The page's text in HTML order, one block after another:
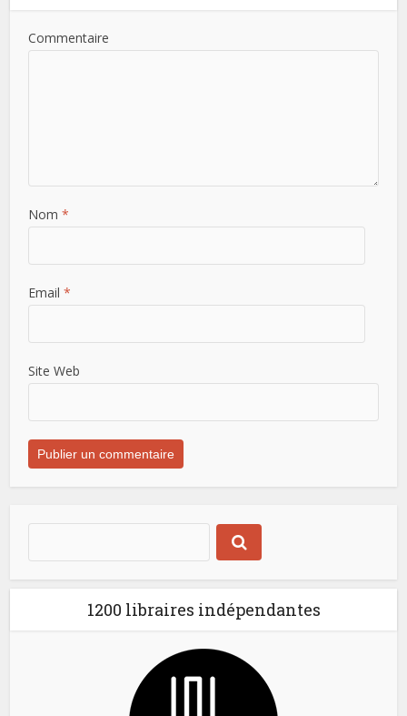
Commentaire
Nom *
Email *
Site Web
1200 libraires indépendantes